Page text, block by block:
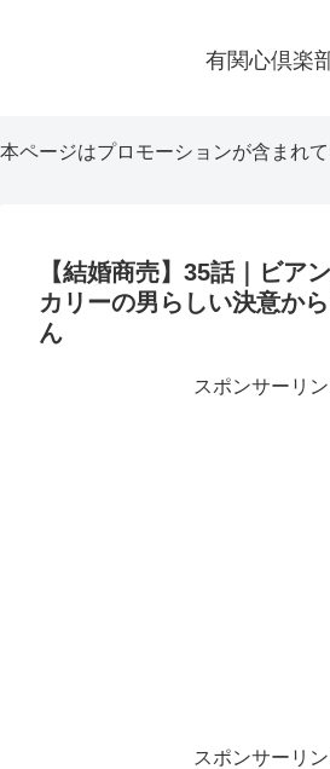
有関心倶楽
本ページはプロモーションが含まれ
【結婚商売】35話｜ビア
カリーの男らしい決意か
ん
スポンサーリン
スポンサーリン